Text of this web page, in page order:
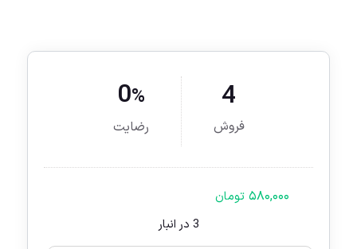
4
فروش
0%
رضایت
۵۸۰,۰۰۰ تومان
3 در انبار